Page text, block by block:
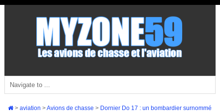
> aviation >Avions de chasse > Dornier Do 17 : un bombardier surnommé